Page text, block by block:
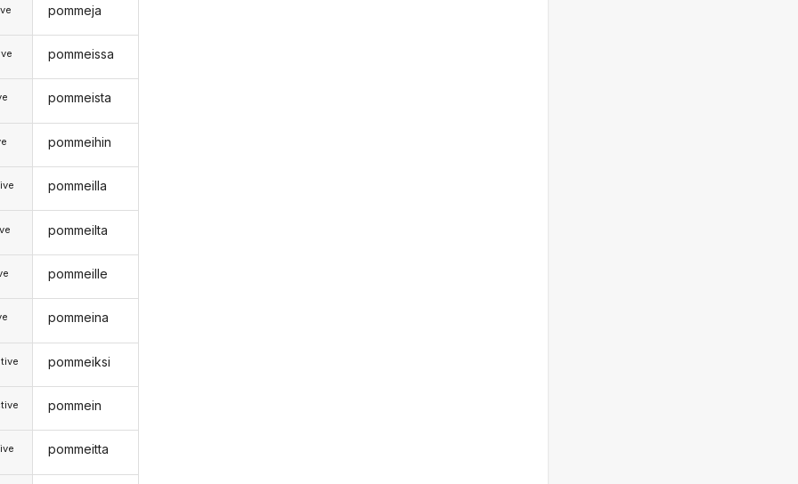
pommeja
pommeissa
pommeista
pommeihin
pommeilla
pommeilta
pommeille
pommeina
pommeiksi
pommein
pommeitta